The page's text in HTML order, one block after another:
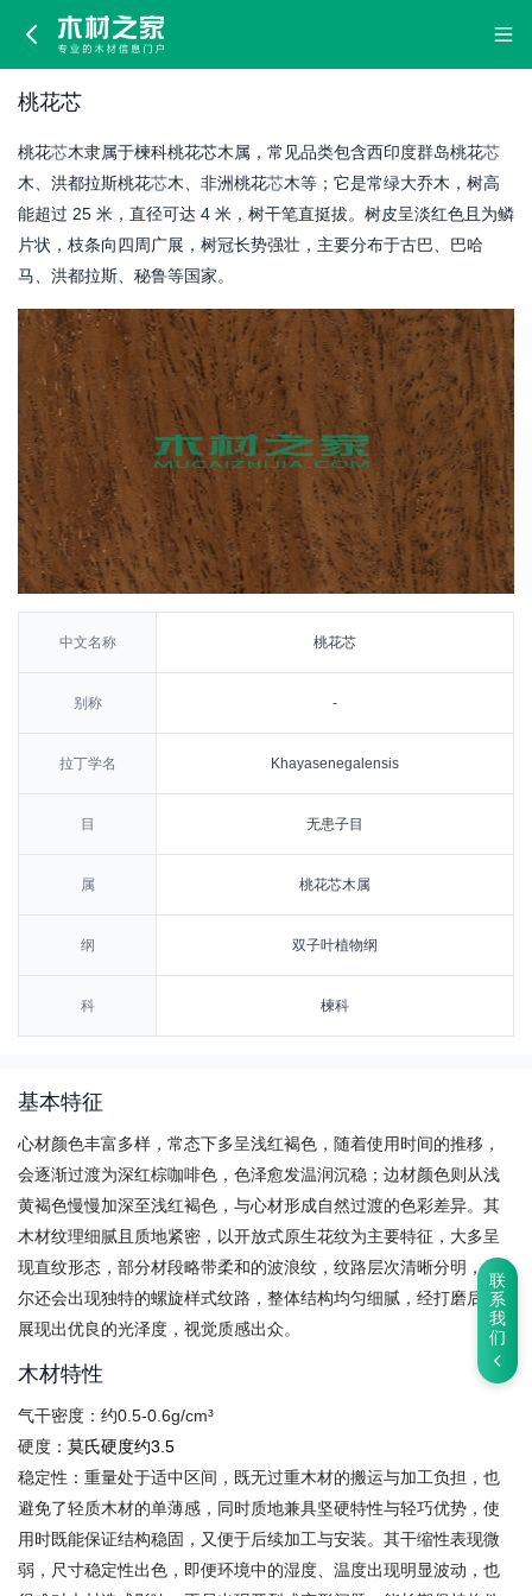
联
系
我
们
桃
花
桃花芯
桃花芯木隶属于楝科桃花芯木属，常见品类包含西印度群岛桃花芯
木、洪都拉斯桃花芯木、非洲桃花芯木等；它是常绿大乔木，树高
能超过 25 米，直径可达 4 米，树干笔直挺拔。树皮呈淡红色且为鳞
片状，枝条向四周广展，树冠长势强壮，主要分布于古巴、巴哈
马、洪都拉斯、秘鲁等国家。
中文名称 桃花芯
别称 -
拉丁学名 Khayasenegalensis
目 无患子目
属 桃花芯木属
纲 双子叶植物纲
科 楝科
基本特征
心材颜色丰富多样，常态下多呈浅红褐色，随着使用时间的推移，
会逐渐过渡为深红棕咖啡色，色泽愈发温润沉稳；边材颜色则从浅
黄褐色慢慢加深至浅红褐色，与心材形成自然过渡的色彩差异。其
木材纹理细腻且质地紧密，以开放式原生花纹为主要特征，大多呈
现直纹形态，部分材段略带柔和的波浪纹，纹路层次清晰分明，偶
尔还会出现独特的螺旋样式纹路，整体结构均匀细腻，经打磨后能
展现出优良的光泽度，视觉质感出众。
木材特性
气干密度：约0.5-0.6g/cm³
硬度： 莫氏硬度约3.5
稳定性：重量处于适中区间，既无过重木材的搬运与加工负担，也
避免了轻质木材的单薄感，同时质地兼具坚硬特性与轻巧优势，使
用时既能保证结构稳固，又便于后续加工与安装。其干缩性表现微
弱，尺寸稳定性出色，即便环境中的湿度、温度出现明显波动，也